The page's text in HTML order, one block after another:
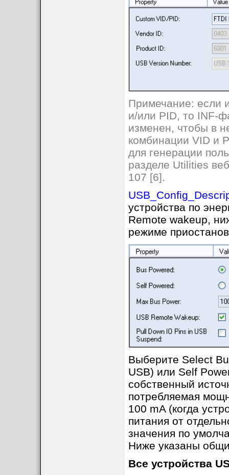
Примечание: если
и/или PID, то INF-
изменен, чтобы в
комбинации VID и
для генерации
разделе Utilities
107 [6].
устройства по
Remote wakeup,
режиме
Выберите Select
USB) или Self
собственный
потребляемая
100 mA (когда
питания от
значения по
Ниже указаны
Все устройства